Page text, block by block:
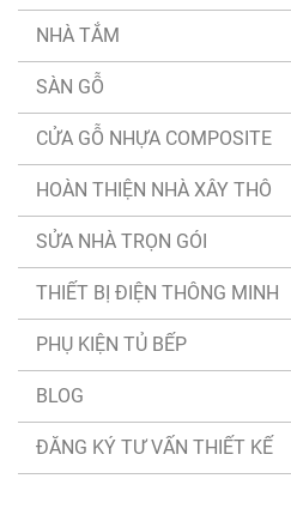
NHÀ TẮM
SÀN GỖ
CỬA GỖ NHỰA COMPOSITE
HOÀN THIỆN NHÀ XÂY THÔ
SỬA NHÀ TRỌN GÓI
THIẾT BỊ ĐIỆN THÔNG MINH
PHỤ KIỆN TỦ BẾP
BLOG
ĐĂNG KÝ TƯ VẤN THIẾT KẾ